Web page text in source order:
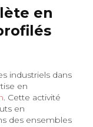
en
industriels dans
en
. Cette activité
en
des ensembles